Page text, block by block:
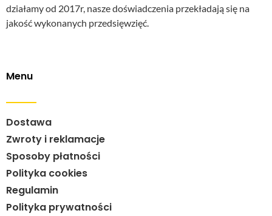
działamy od 2017r, nasze doświadczenia przekładają się na
jakość wykonanych przedsięwzięć.
Menu
Dostawa
Zwroty i reklamacje
Sposoby płatności
Polityka cookies
Regulamin
Polityka prywatności